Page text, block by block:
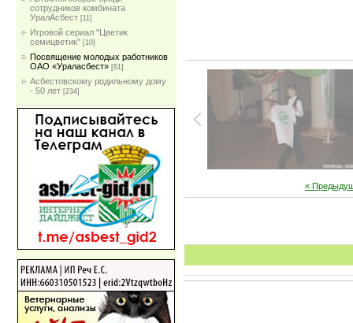
сотрудников комбината
УралАсбест [11]
Игровой сериал "Цветик
семицветик" [10]
Посвящение молодых работников
ОАО «Ураласбест» [61]
Асбестовскому родильному дому
- 50 лет [234]
«